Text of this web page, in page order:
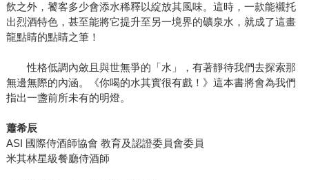
飲之外，饕客多少會添水稀釋以綻放其風味。這時，一款能襯托
出烈酒特色，甚至能將它提升至另一境界的礦泉水，就成了這畫
龍點睛的點睛之筆！
性格低調內斂且與世無爭的「水」，有著靜待我們去探索那
無邊無際的內涵。《你喝的水其實很有戲！》這本書將會為我們
指出一盞前所未有的明燈。
蕭希辰
ASI 國際侍酒師協會 教育及認證委員會委員
米其林星級餐廳侍酒師